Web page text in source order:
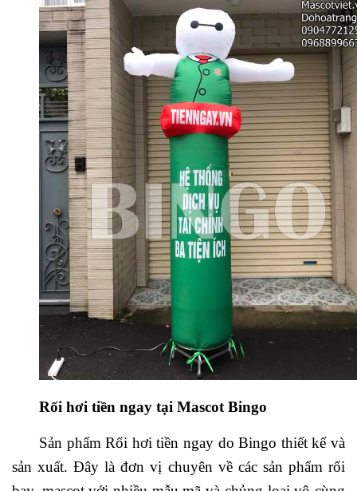
Rối hơi tiền ngay tại Mascot Bingo
Sản phẩm Rối hơi tiền ngay do Bingo thiết kế và
sản xuất. Đây là đơn vị chuyên về các sản phẩm rối